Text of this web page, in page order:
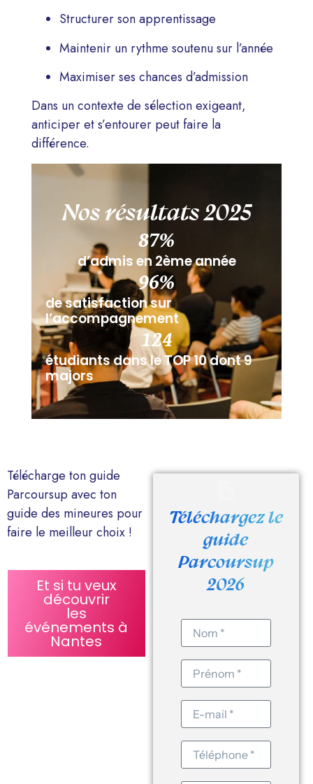
Structurer son apprentissage
Maintenir un rythme soutenu sur l’année
Maximiser ses chances d’admission
Dans un contexte de sélection exigeant,
anticiper et s’entourer peut faire la
différence.
Nos résultats 2025
d’admis en 2ème année
87%
de satisfaction sur
l’accompagnement
96%
étudiants dans le TOP 10 dont 9
majors
124
Télécharge ton guide
Parcoursup avec ton
guide des mineures pour
faire le meilleur choix !
Et si tu veux
découvrir
les
événements à
Nantes
Téléchargez le
guide
Parcoursup
2026